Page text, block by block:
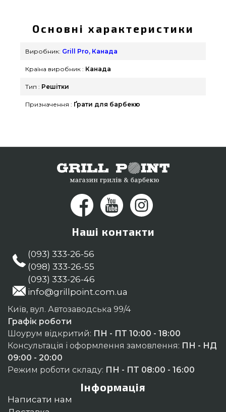
від популярного бренду Grill Pro, Канада за
актуальною ціною всего 2 300 грн. в магазині
грилів grillpoint.com.ua Найкращі пропозиції на
Напишіть прямо зараз нашим консультантам на
номер (098) 333-26-55 и мы допоможемо купити
покупцям у регіонах: Ужгород, Луцьк, Нікополь
Основні характеристики
Виробник: Grill Pro, Канада
Країна виробник : Канада
Тип : Решітки
Призначення : Ґрати для барбекю
Наші контакти
(093) 333-26-56
(098) 333-26-55
(093) 333-26-46
info@grillpoint.com.ua
Київ, вул. Автозаводська 99/4
Графік роботи
Шоурум відкритий: ПН - ПТ 10:00 - 18:00
Консультація і оформлення замовлення: ПН - НД
09:00 - 20:00
Режим роботи складу: ПН - ПТ 08:00 - 16:00
Інформація
Написати нам